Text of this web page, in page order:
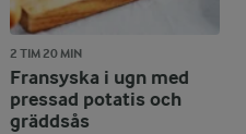
2 TIM 20 MIN
Fransyska i ugn med
pressad potatis och
gräddsås